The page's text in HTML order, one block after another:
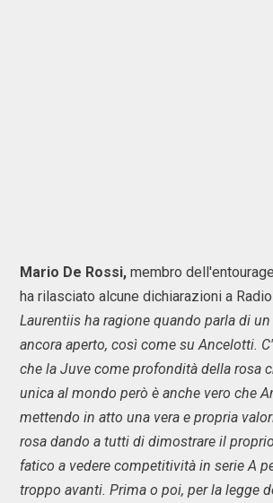
Mario De Rossi, membro
ha rilasciato alcune dichiarazioni a Radio
Laurentiis ha ragione quando parla di
ancora aperto, così come su Ancelotti.
che la Juve come profondità della rosa
unica al mondo però è anche vero che
mettendo in atto una vera e propria
rosa dando a tutti di dimostrare il
fatico a vedere competitività in serie A
troppo avanti. Prima o poi, per la legge